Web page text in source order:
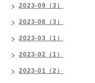
2023-09（3）
2023-08（3）
2023-03（1）
2023-02（1）
2023-01（2）